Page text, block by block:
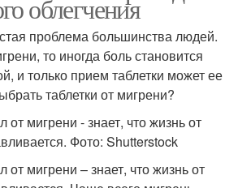
облегчения
проблема большинства людей.
то иногда боль становится
и только прием таблетки может ее
таблетки от мигрени?
от мигрени - знает, что жизнь от
Фото: Shutterstock
от мигрени – знает, что жизнь от